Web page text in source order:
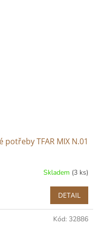
TFAR MIX N.01
Skladem (3 ks)
DETAIL
Kód: 32886